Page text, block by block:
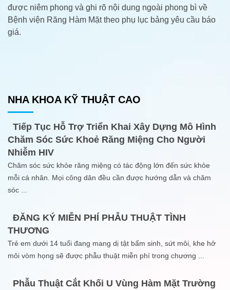
được niêm phong và ghi rõ nội dung ngoài phong bì về
Bệnh viện Răng Hàm Mặt theo phụ lục bảng yêu cầu báo
giá.
NHA KHOA KỸ THUẬT CAO
Tiếp Tục Hỗ Trợ Triển Khai Xây Dựng Mô Hình
Chăm Sóc Sức Khoẻ Răng Miệng Cho Người
Nhiễm HIV
Chăm sóc sức khỏe răng miệng có tác động lớn đến sức khỏe
mỗi cá nhân. Mọi công dân đều cần được hướng dẫn và chăm
sóc
ĐĂNG KÝ MIỄN PHÍ PHẪU THUẬT TÌNH
THƯƠNG
Trẻ em dưới 14 tuổi đang mang dị tật bẩm sinh, sứt môi, khe hở
môi vòm họng sẽ được phẫu thuật miễn phí trong chương
Phẫu Thuật Cắt Khối U Vùng Hàm Mặt Trường